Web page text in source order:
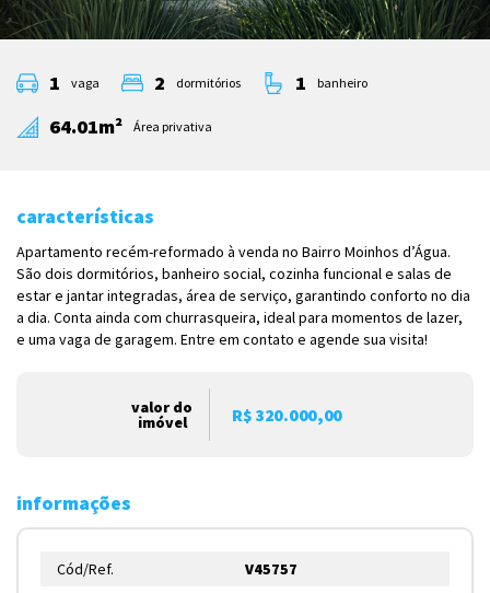
1 vaga 2 dormitórios 1 banheiro
64.01m² Área privativa
características
Apartamento recém-reformado à venda no Bairro Moinhos d’Água.
São dois dormitórios, banheiro social, cozinha funcional e salas de
estar e jantar integradas, área de serviço, garantindo conforto no dia
a dia. Conta ainda com churrasqueira, ideal para momentos de lazer,
e uma vaga de garagem. Entre em contato e agende sua visita!
valor do
imóvel R$ 320.000,00
informações
Cód/Ref.
V45757